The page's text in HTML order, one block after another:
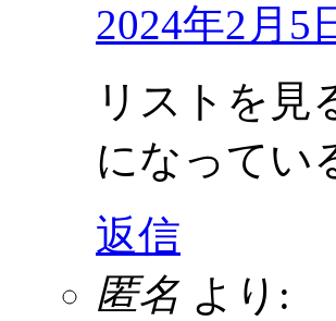
2024年2月5
リストを見
になってい
返信
匿名 より: